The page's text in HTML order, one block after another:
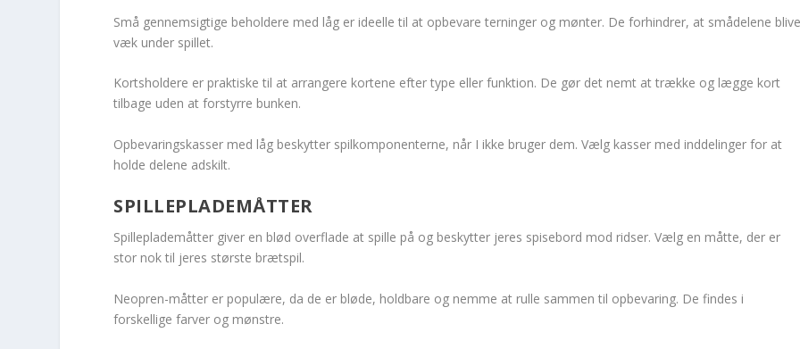
Små gennemsigtige beholdere med låg er ideelle til at opbevare terninger og mønter. De forhindrer, at smådelene
væk under spillet.
Kortsholdere er praktiske til at arrangere kortene efter type eller funktion. De gør det nemt at trække og lægge kort
tilbage uden at forstyrre bunken.
Opbevaringskasser med låg beskytter spilkomponenterne, når I ikke bruger dem. Vælg kasser med inddelinger for at
holde delene adskilt.
SPILLEPLADEMÅTTER
Spilleplademåtter giver en blød overflade at spille på og beskytter jeres spisebord mod ridser. Vælg en måtte, der er
stor nok til jeres største brætspil.
Neopren-måtter er populære, da de er bløde, holdbare og nemme at rulle sammen til opbevaring. De findes i
forskellige farver og mønstre.